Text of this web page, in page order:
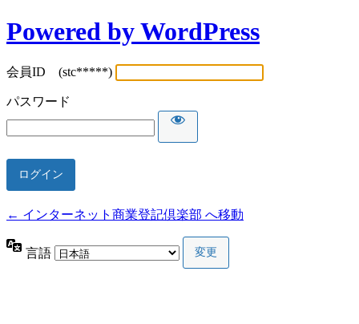
Powered by WordPress
会員ID (stc*****)
パスワード
← インターネット商業登記倶楽部 へ移動
言語